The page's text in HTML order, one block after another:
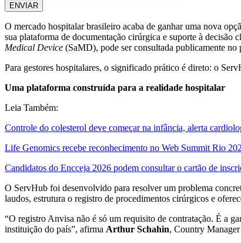
ENVIAR
O mercado hospitalar brasileiro acaba de ganhar uma nova
sua plataforma de documentação cirúrgica e suporte à
Medical Device (SaMD), pode ser consultada publicamente
Para gestores hospitalares, o significado prático é direto: o
Uma plataforma construída para a realidade hospitalar
Leia Também:
Controle do colesterol deve começar na infância, alerta
Life Genomics recebe reconhecimento no Web Summit Rio
Candidatos do Encceja 2026 podem consultar o cartão de
O ServHub foi desenvolvido para resolver um problema
laudos, estrutura o registro de procedimentos cirúrgicos e
“O registro Anvisa não é só um requisito de contratação. É a
instituição do país”, afirma Arthur Schahin, Country